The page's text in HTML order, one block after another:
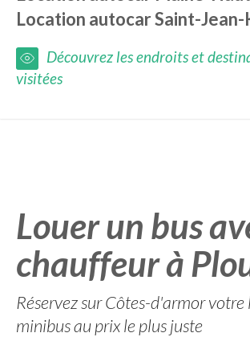
Location autocarSaint-
Découvrez les endroits et
visitées
Louer un bus
chauffeur à
Réservez sur Côtes-d'armor
minibus au prix le plus juste